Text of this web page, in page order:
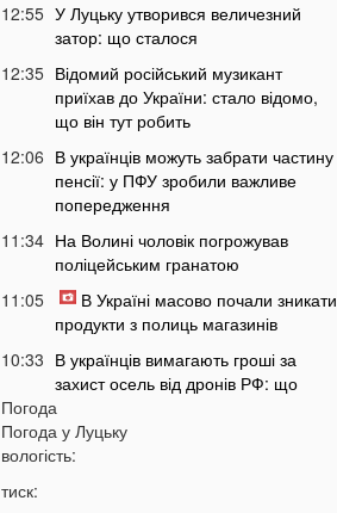
12:55 У Луцьку утворився величезний
затор: що сталося
12:35 Відомий російський музикант
приїхав до України: стало відомо,
що він тут робить
12:06 В українців можуть забрати частину
пенсії: у ПФУ зробили важливе
попередження
11:34 На Волині чоловік погрожував
поліцейським гранатою
11:05
В Україні масово почали зникати
продукти з полиць магазинів
10:33 В українців вимагають гроші за
захист осель від дронів РФ: що
відбувається
10:04 ТЦК отримають нові дані про
українців: під контроль потраплять
Погода
Погода у Луцьку
вологість:
тиск: